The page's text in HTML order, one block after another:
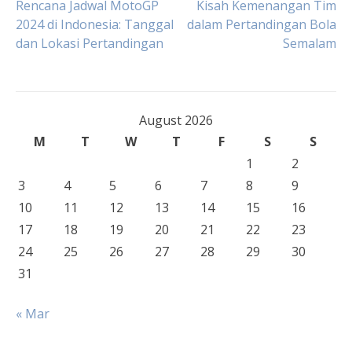
Post
navigation
Rencana Jadwal MotoGP
2024 di Indonesia: Tanggal
dan Lokasi Pertandingan
Kisah Kemenangan Tim
dalam Pertandingan Bola
Semalam
August 2026
M
T W T F S
S
1
2
3
4 5 6 7 8
9
10
11 12 13 14 15
16
17
18 19 20 21 22
23
24
25 26 27 28 29
30
31
« Mar